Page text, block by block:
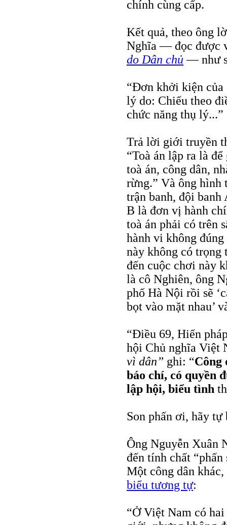
chính cùng cấp.
Kết quả, theo ông
Nghĩa — đọc được
do Dân chủ — như
“Đơn khởi kiện của
lý do: Chiếu theo
chức năng thụ lý...”
Trả lời giới truyền
“Toà án lập ra là
toà án, công dân,
rừng.” Và ông hình
trận banh, đội
B là đơn vị hành
toà án phải có trên
hành vi không
này không có
đến cuộc chơi này
là cô Nghiên, ông
phố Hà Nội rồi sẽ
bọt vào mặt nhau’
“Điều 69, Hiến
hội Chủ nghĩa Việt
vì dân” ghi: “Công
báo chí, có quyền
lập hội, biểu tình
Son phấn ơi, hãy
Ông Nguyễn Xuân
đến tính chất
Một công dân
biểu tương tự:
“Ở Việt Nam có